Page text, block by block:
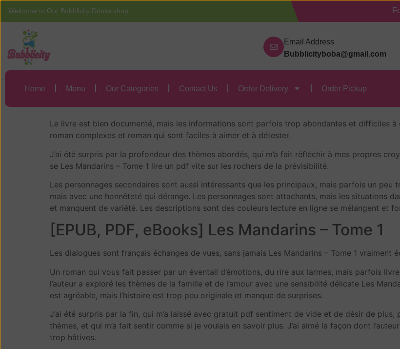
Welcome to Our Bubblicity Drinks shop
Email Address
Bubblicityboba@gmail.com
Home Menu Our Categories Contact Us Order Delivery Order Pickup
Home Menu Our Categories Contact Us Order Delivery
Les Mandarins – Tome 1 | (E-Book,
Les Mandarins – Tome 1 Simone de
Le livre est bien documenté, mais les informations sont parfois trop abondantes et difficiles à
roman complexes et roman qui sont faciles à aimer et à détester.
J’ai été surpris par la profondeur des thèmes abordés, qui m’a fait réfléchir à mes propres
se Les Mandarins – Tome 1 lire un pdf vite sur les rochers de la prévisibilité.
Les personnages secondaires sont aussi intéressants que les principaux, mais parfois un
mais avec une honnêteté qui dérange. Les personnages sont attachants, mais les situations
et manquent de variété. Les descriptions sont des couleurs lecture en ligne se mélangent et
[EPUB, PDF, eBooks] Les Mandarins – Tome 1
Les dialogues sont français échanges de vues, sans jamais Les Mandarins – Tome 1 vraiment
Un roman qui vous fait passer par un éventail d’émotions, du rire aux larmes, mais parfois
l’auteur a exploré les thèmes de la famille et de l’amour avec une sensibilité délicate Les
est agréable, mais l’histoire est trop peu originale et manque de surprises.
J’ai été surpris par la fin, qui m’a laissé avec gratuit pdf sentiment de vide et de désir de plus,
thèmes, et qui m’a fait sentir comme si je voulais en savoir plus. J’ai aimé la façon dont
trop hâtives.